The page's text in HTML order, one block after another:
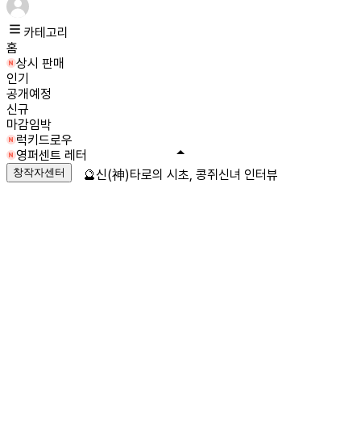
카테고리
홈
상시 판매
인기
공개예정
신규
마감임박
럭키드로우
영퍼센트 레터
창작자센터 🔮신(神)타로의 시초, 콩쥐신녀 인터뷰